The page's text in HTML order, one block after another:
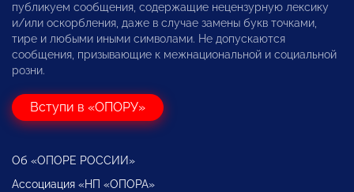
публикуем сообщения, содержащие нецензурную лексику
и/или оскорбления, даже в случае замены букв точками,
тире и любыми иными символами. Не допускаются
сообщения, призывающие к межнациональной и социальной
розни.
Вступи в «ОПОРУ»
Об «ОПОРЕ РОССИИ»
Ассоциация «НП «ОПОРА»